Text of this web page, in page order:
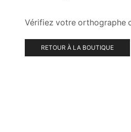
Vérifiez votre orthographe
RETOUR À LA BOUTIQUE